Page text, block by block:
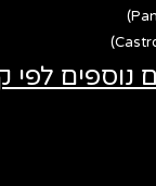
נוספים לפי